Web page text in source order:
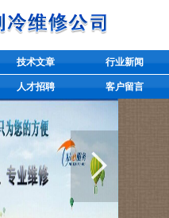
技术文章 行业新闻
人才招聘 客户留言